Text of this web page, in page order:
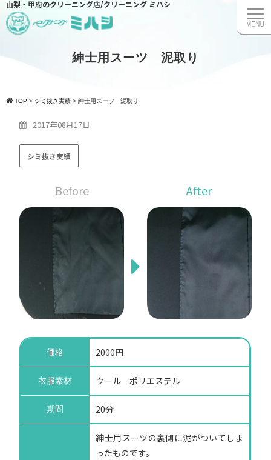
山梨・甲府のクリーニング店/クリーニング ミハシ
紳士用スーツ 泥取り
TOP > シミ抜き実績 > 紳士用スーツ 泥取り
2017年08月17日
シミ抜き実績
Before After
価格 2000円
衣服素材 ウール ポリエステル
期間 20分
紳士用スーツの裏側に泥がついてしま
ったものです。